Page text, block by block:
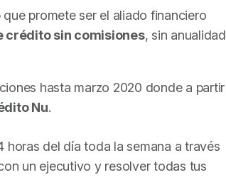
que promete ser el aliado financiero
crédito sin comisiones, sin anualidad
hasta marzo 2020 donde a partir
Nu.
del día toda la semana a través
un ejecutivo y resolver todas tus